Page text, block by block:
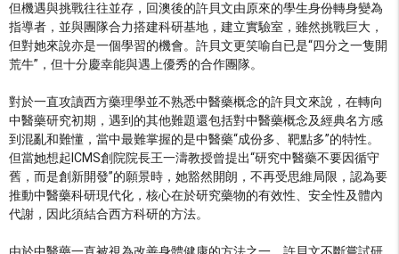
但機遇與挑戰往往並存，回澳後的許貝文由原來的學生身份轉身變為
指導者，並與團隊合力搭建科研基地，建立實驗室，雖然挑戰巨大，
但對她來說亦是一個學習的機會。許貝文更笑喻自已是“四分之一隻開
荒牛”，但十分慶幸能與遇上優秀的合作團隊。
對於一直攻讀西方藥理學並不熟悉中醫藥概念的許貝文來說，在轉向
中醫藥研究初期，遇到的其他難題還包括對中醫藥概念及經典名方感
到混亂和難懂，當中最難掌握的是中醫藥“成份多、靶點多”的特性。
但當她想起ICMS創院院長王一濤教授曾提出“研究中醫藥不要因循守
舊，而是創新開發”的願景時，她豁然開朗，不再受思維局限，認為要
推動中醫藥科研現代化，核心在於研究藥物的有效性、安全性及體內
代謝，因此須結合西方科研的方法。